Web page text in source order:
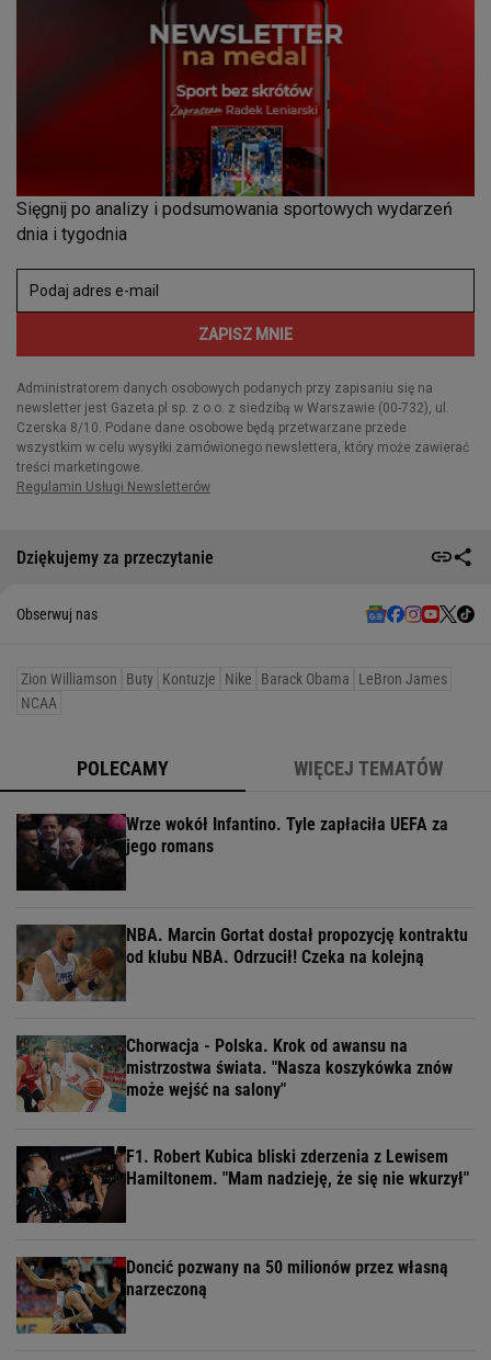
Dziękujemy za przeczytanie
Obserwuj nas
Zion Williamson Buty Kontuzje Nike Barack Obama
LeBron James
NCAA
POLECAMY WIĘCEJ TEMATÓW
Wrze wokół Infantino. Tyle zapłaciła UEFA za
jego romans
NBA. Marcin Gortat dostał propozycję kontraktu
od klubu NBA. Odrzucił! Czeka na kolejną
Chorwacja - Polska. Krok od awansu na
mistrzostwa świata. "Nasza koszykówka znów
może wejść na salony"
F1. Robert Kubica bliski zderzenia z Lewisem
Hamiltonem. "Mam nadzieję, że się nie wkurzył"
Doncić pozwany na 50 milionów przez własną
narzeczoną